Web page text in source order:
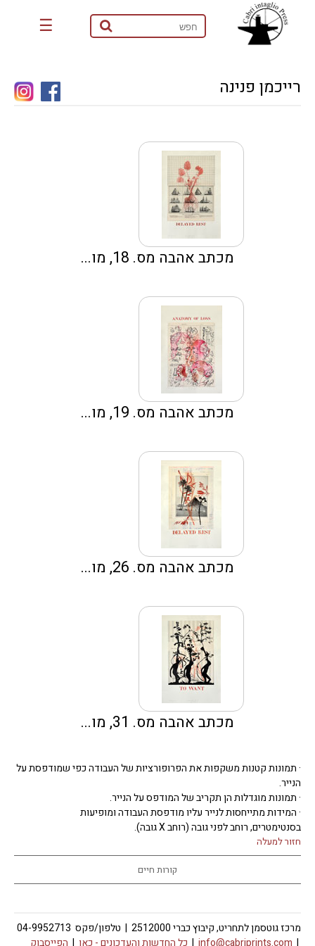
☰
רייכמן פנינה
מכתב אהבה מס. 18, מו...
מכתב אהבה מס. 19, מו...
מכתב אהבה מס. 26, מו...
מכתב אהבה מס. 31, מו...
· תמונות קטנות משקפות את הפרופורציות של העבודה כפי שמודפסת על
הנייר.
· תמונות מוגדלות הן תקריב של המודפס על הנייר.
· המידות מתייחסות לנייר עליו מודפסת העבודה ומופיעות
בסנטימטרים, רוחב לפני גובה (רוחב X גובה).
חזור למעלה
קורות חיים
מרכז גוטסמן לתחריט, קיבוץ כברי 2512000 | טלפון/פקס 04-9952713